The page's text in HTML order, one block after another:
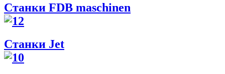
Станки FDB maschinen
Станки Jet